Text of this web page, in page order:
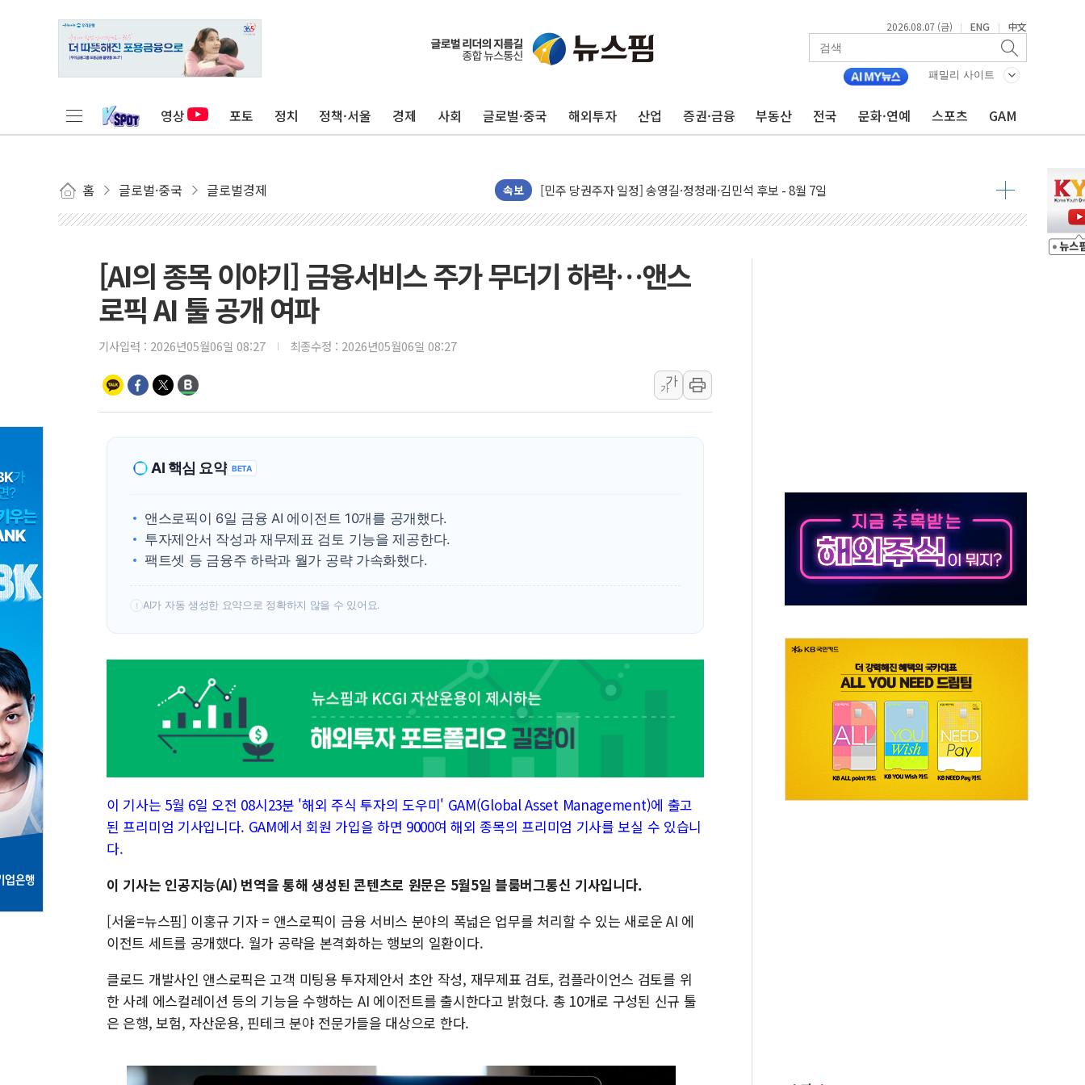
2026.08.07 (금) | ENG | 中文
패밀리 사이트
영상 포토 정치 정책·서울 경제 사회 글로벌·중국 해외투자 산업 증권·금융 부동산 전국 문화·연예 스포츠 GAM
홈 글로벌·중국 글로벌경제 속보
뉴욕증시, 유가·금리 부담에 하락…다우 5거래일 랠리 '마침표'
이란, 오만과 호르무즈 해협 재개방 합의 막바지.."美와 직접 협상 없어"
李대통령, 오늘 부동산 정책 점검 2차 회의…주택 공급 대책 막바지 조율할 듯
[오늘의 정치일정] 8월 7일(금)
이란, 美·이스라엘 선박 호르무즈 통항 제한 추진…美 "통행 막을 권한 없어"
유럽증시, 견조한 실적 소화하며 대부분 상승… "2분기 기업 순이익 21% 증가" 전망
김정관 장관 "영업이익 N% 성과급 반대…상법·자본시장법 개정 논의"
뉴욕증시 프리뷰, 미 주가선물 AI주 차익실현 속 혼조세...웨스턴디지털·샌디스크↓
러, 1인칭시점 드론으로 우크라 민간인 '사파리' 공격… 시민들 공포감 극대화 전략
[베트남 증시] 지수 하락 속 'DGC' 임시 주총 기대감에 홀로 상한가…마진 잔액은 사상 최고
'월가의 황제' 다이먼 "금융시장 레버리지 위험수위…숨은 차입이 더 큰 변수"
양주 섬유염색공장서 화재 1명 중상…대응 1단계 진압 중
[AI의 종목 이야기] 금융서비스 주가 무더기 하락…앤스
로픽 AI 툴 공개 여파
기사입력 : 2026년05월06일 08:27 최종수정 : 2026년05월06일 08:27
가
가
AI 핵심 요약 BETA
앤스로픽이 6일 금융 AI 에이전트 10개를 공개했다.
투자제안서 작성과 재무제표 검토 기능을 제공한다.
팩트셋 등 금융주 하락과 월가 공략 가속화했다.
! AI가 자동 생성한 요약으로 정확하지 않을 수 있어요.
이 기사는 5월 6일 오전 08시23분 '해외 주식 투자의 도우미' GAM(Global Asset Management)에 출고
된 프리미엄 기사입니다. GAM에서 회원 가입을 하면 9000여 해외 종목의 프리미엄 기사를 보실 수 있습니
다.
이 기사는 인공지능(AI) 번역을 통해 생성된 콘텐츠로 원문은 5월5일 블룸버그통신 기사입니다.
[서울=뉴스핌] 이홍규 기자 = 앤스로픽이 금융 서비스 분야의 폭넓은 업무를 처리할 수 있는 새로운 AI 에
이전트 세트를 공개했다. 월가 공략을 본격화하는 행보의 일환이다.
클로드 개발사인 앤스로픽은 고객 미팅용 투자제안서 초안 작성, 재무제표 검토, 컴플라이언스 검토를 위
한 사례 에스컬레이션 등의 기능을 수행하는 AI 에이전트를 출시한다고 밝혔다. 총 10개로 구성된 신규 툴
은 은행, 보험, 자산운용, 핀테크 분야 전문가들을 대상으로 한다.